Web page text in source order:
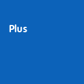
Plus